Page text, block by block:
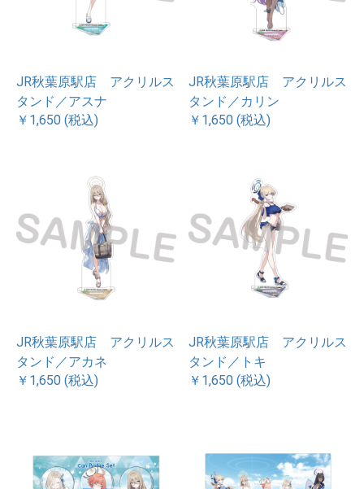
JR秋葉原駅店 アクリルス
タンド／アスナ
￥1,650 (税込)
JR秋葉原駅店 アクリルス
タンド／カリン
￥1,650 (税込)
JR秋葉原駅店 アクリルス
タンド／アカネ
￥1,650 (税込)
JR秋葉原駅店 アクリルス
タンド／トキ
￥1,650 (税込)